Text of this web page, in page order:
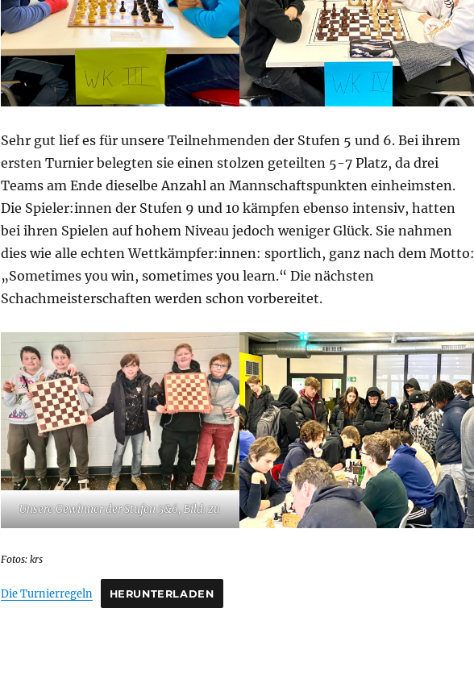
Sehr gut lief es für unsere Teilnehmenden der Stufen 5 und 6. Bei ihrem
ersten Turnier belegten sie einen stolzen geteilten 5-7 Platz, da drei
Teams am Ende dieselbe Anzahl an Mannschaftspunkten einheimsten.
Die Spieler:innen der Stufen 9 und 10 kämpfen ebenso intensiv, hatten
bei ihren Spielen auf hohem Niveau jedoch weniger Glück. Sie nahmen
dies wie alle echten Wettkämpfer:innen: sportlich, ganz nach dem Motto:
„Sometimes you win, sometimes you learn.“ Die nächsten
Schachmeisterschaften werden schon vorbereitet.
Unsere Gewinner der Stufen 5&6, Bild: zu
Fotos: krs
Die Turnierregeln HERUNTERLADEN